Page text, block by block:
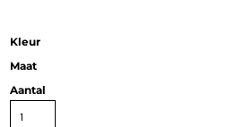
Kleur
Maat
Aantal